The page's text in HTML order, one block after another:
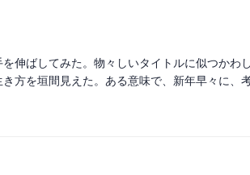
伸ばしてみた。物々しいタイトルに似つかわ
方を垣間見えた。ある意味で、新年早々に、